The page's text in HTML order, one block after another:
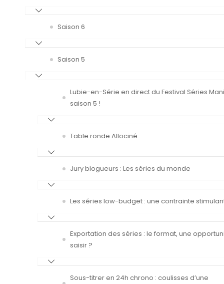
Saison 6
Saison 5
Lubie-en-Série en direct du Festival Séries
saison 5 !
Table ronde Allociné
Jury blogueurs : Les séries du monde
Les séries low-budget : une contrainte
Exportation des séries : le format, une
saisir ?
Sous-titrer en 24h chrono : coulisses d’une